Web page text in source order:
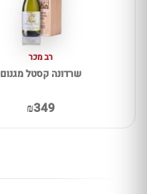
רב מכר
שרדונה קסטל מגנום
₪349